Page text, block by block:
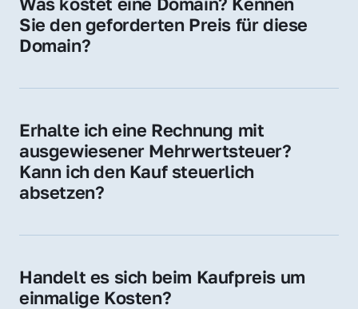
Adressen oder als digitale Investition.
Sie den geforderten Preis für diese
Domain?
Domain liegt ein konkreter Kaufpreis vor –
unverbindliches Angebot.
Erhalte ich eine Rechnung mit
ausgewiesener Mehrwertsteuer?
Kann ich den Kauf steuerlich
absetzen?
Für Unternehmen ist der Kauf in der Regel
Handelt es sich beim Kaufpreis um
einmalige Kosten?